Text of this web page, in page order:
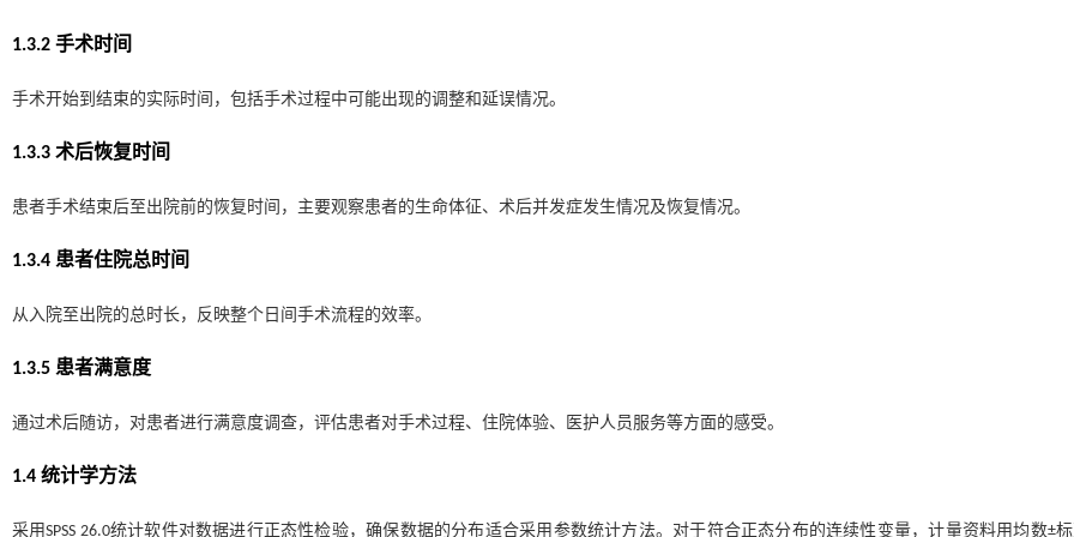
1.3.2 手术时间
手术开始到结束的实际时间，包括手术过程中可能出现的调整和延误情况。
1.3.3 术后恢复时间
患者手术结束后至出院前的恢复时间，主要观察患者的生命体征、术后并发症发生情况及恢复情况。
1.3.4 患者住院总时间
从入院至出院的总时长，反映整个日间手术流程的效率。
1.3.5 患者满意度
通过术后随访，对患者进行满意度调查，评估患者对手术过程、住院体验、医护人员服务等方面的感受。
1.4 统计学方法
采用SPSS 26.0统计软件对数据进行正态性检验，确保数据的分布适合采用参数统计方法。对于符合正态分布的连续性变量，计量资料用均数±